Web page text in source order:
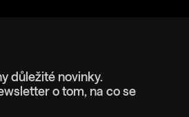
důležité novinky.
o tom, na co se